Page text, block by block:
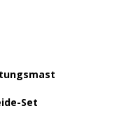
Set